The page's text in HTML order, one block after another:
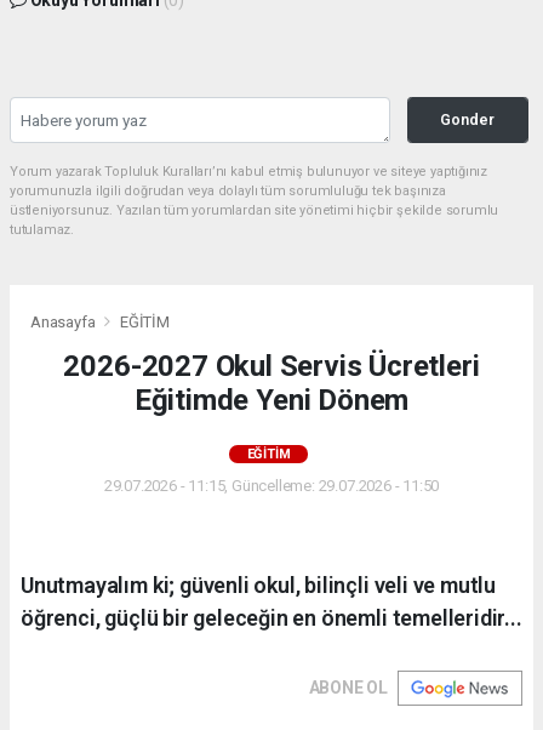
Gonder
Yorum yazarak Topluluk Kuralları’nı kabul etmiş bulunuyor ve siteye yaptığınız
yorumunuzla ilgili doğrudan veya dolaylı tüm sorumluluğu tek başınıza
üstleniyorsunuz. Yazılan tüm yorumlardan site yönetimi hiçbir şekilde sorumlu
tutulamaz.
Anasayfa EĞİTİM
2026-2027 Okul Servis Ücretleri
Eğitimde Yeni Dönem
EĞİTİM
29.07.2026 - 11:15, Güncelleme: 29.07.2026 - 11:50
Unutmayalım ki; güvenli okul, bilinçli veli ve mutlu
öğrenci, güçlü bir geleceğin en önemli temelleridir...
ABONE OL